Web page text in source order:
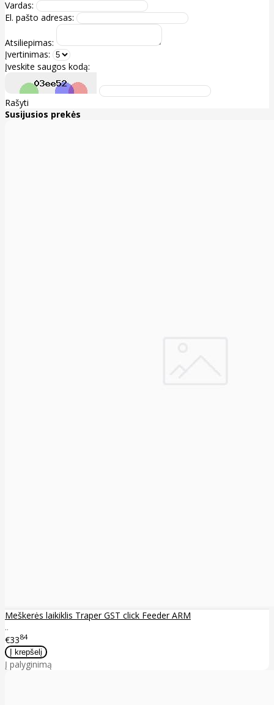
Vardas:
El. pašto adresas:
Atsiliepimas:
Įvertinimas:
Įveskite saugos kodą:
Rašyti
Susijusios prekės
Meškerės laikiklis Traper GST click Feeder ARM
..
€3384
Į palyginimą